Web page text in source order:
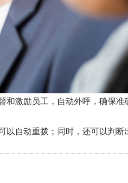
激励员工，自动外呼，确保
自动重拨；同时，还可以判